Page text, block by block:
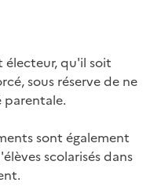
électeur, qu'il soit
sous réserve de ne
sont également
scolarisés dans